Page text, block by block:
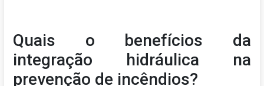
Quais o benefícios da
integração hidráulica na
prevenção de incêndios?